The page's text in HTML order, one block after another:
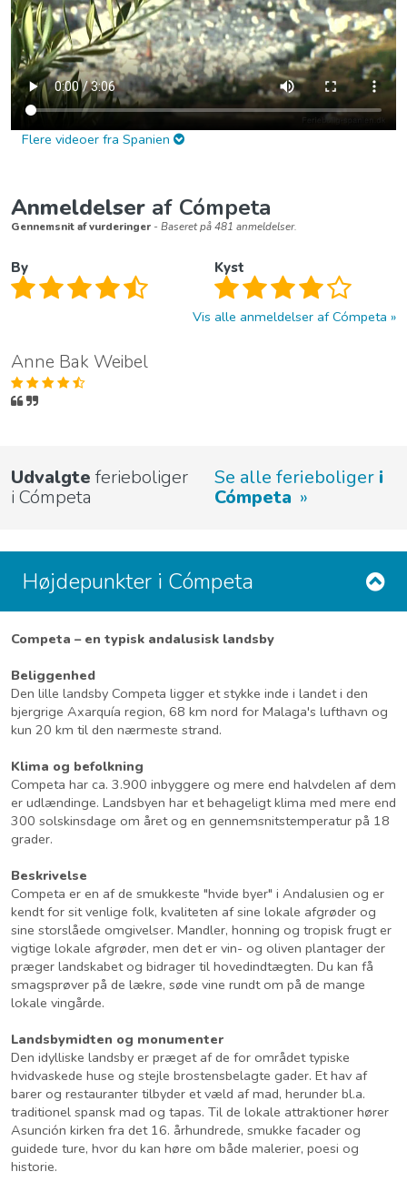
Flere videoer fra Spanien
Anmeldelser af Cómpeta
Gennemsnit af vurderinger - Baseret på 481 anmeldelser.
By Kyst
Vis alle anmeldelser af Cómpeta
Anne Bak Weibel
Udvalgte ferieboliger
i Cómpeta
Se alle ferieboliger i
Cómpeta
Højdepunkter i Cómpeta
Competa – en typisk andalusisk landsby
Beliggenhed
Den lille landsby Competa ligger et stykke inde i landet i den
bjergrige Axarquía region, 68 km nord for Malaga's lufthavn og
kun 20 km til den nærmeste strand.
Klima og befolkning
Competa har ca. 3.900 inbyggere og mere end halvdelen af dem
er udlændinge. Landsbyen har et behageligt klima med mere end
300 solskinsdage om året og en gennemsnitstemperatur på 18
grader.
Beskrivelse
Competa er en af de smukkeste "hvide byer" i Andalusien og er
kendt for sit venlige folk, kvaliteten af sine lokale afgrøder og
sine storslåede omgivelser. Mandler, honning og tropisk frugt er
vigtige lokale afgrøder, men det er vin- og oliven plantager der
præger landskabet og bidrager til hovedindtægten. Du kan få
smagsprøver på de lækre, søde vine rundt om på de mange
lokale vingårde.
Landsbymidten og monumenter
Den idylliske landsby er præget af de for området typiske
hvidvaskede huse og stejle brostensbelagte gader. Et hav af
barer og restauranter tilbyder et væld af mad, herunder bl.a.
traditionel spansk mad og tapas. Til de lokale attraktioner hører
Asunción kirken fra det 16. århundrede, smukke facader og
guidede ture, hvor du kan høre om både malerier, poesi og
historie.